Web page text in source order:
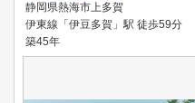
静岡県熱海市上多賀
伊東線「伊豆多賀」駅 徒歩59分
築45年